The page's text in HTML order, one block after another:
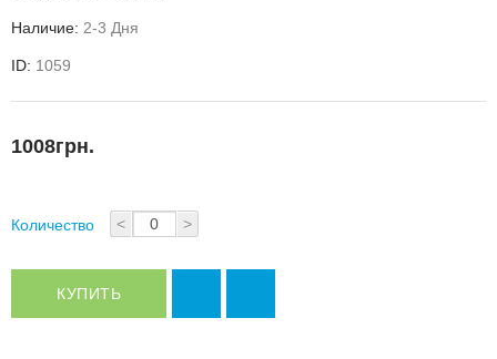
Наличие: 2-3 Дня
ID: 1059
1008грн.
Количество < >
КУПИТЬ